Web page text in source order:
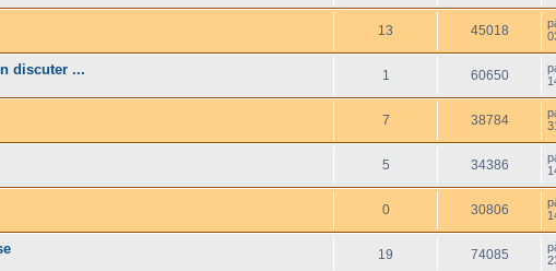
13 45018
discuter ... 1 60650
7 38784
5 34386
0 30806
19 74085